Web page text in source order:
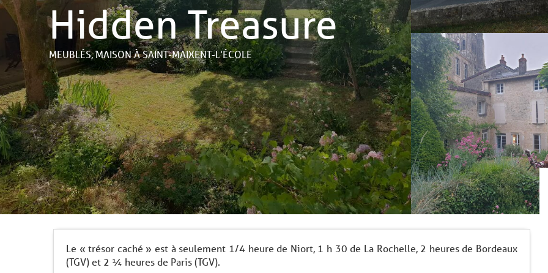
Hidden Treasure
MEUBLÉS,MAISONÀ SAINT-MAIXENT-L'ÉCOLE
Le « trésor caché » est à seulement 1/4 heure de Niort, 1 h 30 de La Rochelle, 2 heures de Bordeaux
(TGV) et 2 ¼ heures de Paris (TGV).